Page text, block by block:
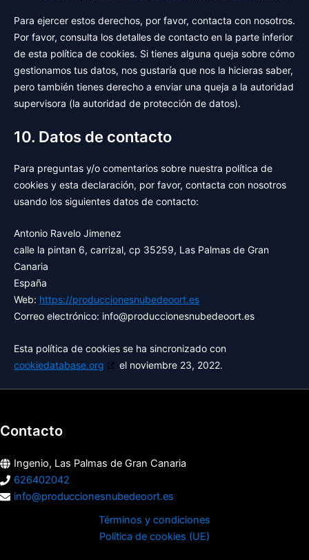
Para ejercer estos derechos, por favor, contacta con nosotros.
Por favor, consulta los detalles de contacto en la parte inferior
de esta política de cookies. Si tienes alguna queja sobre cómo
gestionamos tus datos, nos gustaría que nos la hicieras saber,
pero también tienes derecho a enviar una queja a la autoridad
supervisora (la autoridad de protección de datos).
10. Datos de contacto
Para preguntas y/o comentarios sobre nuestra política de
cookies y esta declaración, por favor, contacta con nosotros
usando los siguientes datos de contacto:
Antonio Ravelo Jimenez
calle la pintan 6, carrizal, cp 35259, Las Palmas de Gran
Canaria
España
Web: https://produccionesnubedeoort.es
Correo electrónico: info@produccionesnubedeoort.es
Esta política de cookies se ha sincronizado con
cookiedatabase.org
el noviembre 23, 2022.
Contacto
Ingenio, Las Palmas de Gran Canaria
626402042
info@produccionesnubedeoort.es
Términos y condiciones
Política de cookies (UE)